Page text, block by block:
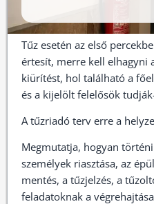
Tűz esetén az első
értesít, merre kell elhagyni
kiürítést, hol található a
és a kijelölt felelősök
A tűzriadó terv erre a
Megmutatja, hogyan
személyek riasztása, az
mentés, a tűzjelzés, a
feladatoknak a